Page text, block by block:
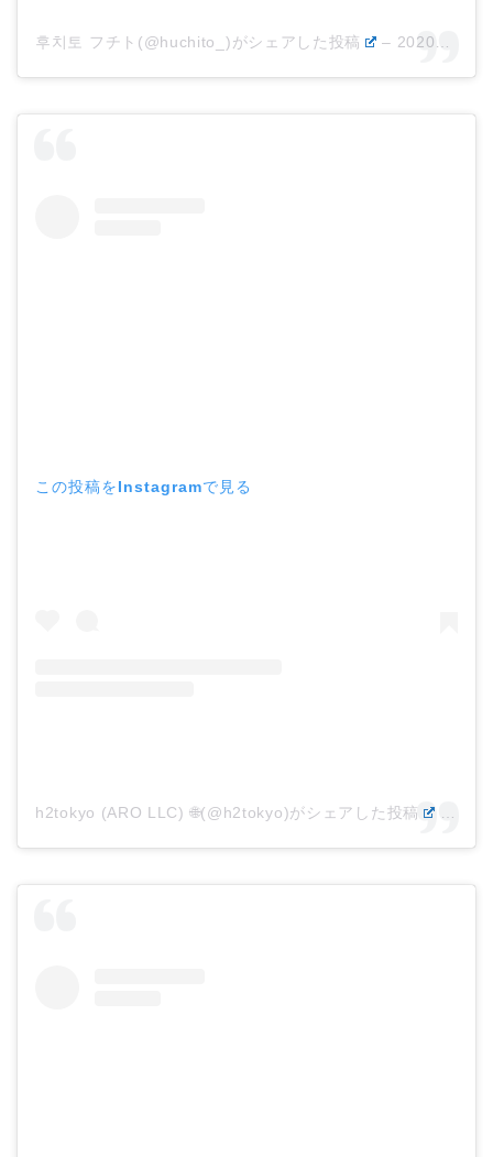
후치토 フチト(@huchito_)がシェアした投稿 – 2020年 5月月28日午前3時33分PDT
この投稿をInstagramで見る
h2tokyo (ARO LLC) 🌐(@h2tokyo)がシェアした投稿